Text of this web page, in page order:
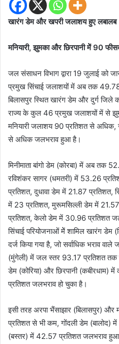
खारंग डेम और खपरी जलाशय हुए लबालब
मनियारी, झुमका और छिरपानी मेें 90
जल संसाधन विभाग द्वारा 19 जुलाई को
प्रमुख सिंचाई जलाशयों में अब तक
बिलासपुर स्थित खारंग डेम और दुर्ग जिले
राज्य के कुल 46 प्रमुख जलाशयों में से
मनियारी जलाशय 90 प्रतिशत से
से अधिक जलभराव हुआ है।
मिनीमाता बांगो डेम (कोरबा) में अब तक
रविशंकर सागर (धमतरी) में 53.26
प्रतिशत, दुधावा डेम में 21.87 प्रतिशत,
में 23 प्रतिशत, मुरूमसिल्ली डेम में
प्रतिशत, केलो डेम में 30.96 प्रतिशत
सिंचाई परियोजनाओं मेें शामिल खारंग डेम
दर्ज किया गया है, जो सर्वाधिक भराव
(मुंगेली) में जल स्तर 93.17 प्रतिशत
डेम (कोरिया) और छिरपानी
प्रतिशत जलभराव हो चुका है।
इसी तरह अरपा भैंसाझार (बिलासपुर)
प्रतिशत से भी कम, गोंदली डेम (बालोद)
(बस्तर) में 42.57 प्रतिशत जलभराव